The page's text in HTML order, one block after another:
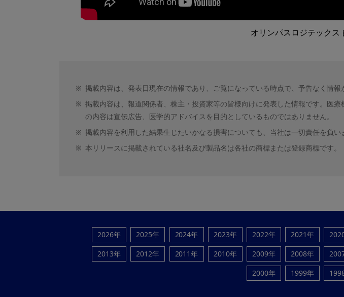
オリンパスロジテック
※ 掲載内容は、発表日現在の情報であり、ご覧になっている時点で、予告なく情
※ 掲載内容は、報道関係者、株主・投資家等の皆様向けに発表した情報です。医
の内容は宣伝広告、医学的アドバイスを目的としているものではありません。
※ 掲載内容を利用した結果生じたいかなる損害についても、当社は一切責任を負い
※ 本リリースに掲載されている社名及び製品名は各社の商標または登録商標です。
2026年 2025年 2024年 2023年 2022年 2021年
2013年
2012年 2011年 2010年 2009年 2008年
2000年
1999年